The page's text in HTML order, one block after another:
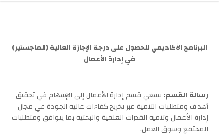
البرنامج الأكاديمي للحصول على درجة الإجازة العالية (الماجستير)
في إدارة الأعمال
رسالة القسم:يسعي قسم إدارة الأعمال إلى الإسهام في تحقيق
أهداف ومتطلبات التنمية عبر تخريج كفاءات عالية الجودة في مجال
إدارة الأعمال وتنمية القدرات العلمية والبحثية بما يتوافق ومتطلبات
المجتمع وسوق العمل.